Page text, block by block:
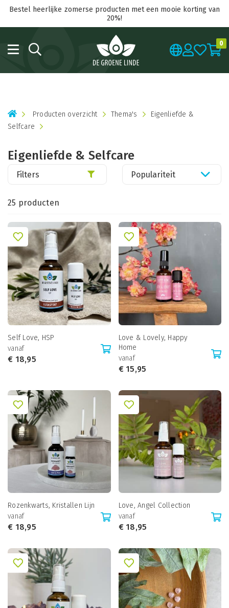
Bestel heerlijke zomerse producten met een mooie korting van
20%!
0
Producten overzicht Thema's
Eigenliefde &
Selfcare
Eigenliefde & Selfcare
25 producten
Filters Populariteit
Self Love, HSP
vanaf
€ 18,95
Love & Lovely, Happy
Home
vanaf
€15,95
Rozenkwarts, Kristallen Lijn
vanaf
€ 18,95
Love, Angel Collection
vanaf
€18,95